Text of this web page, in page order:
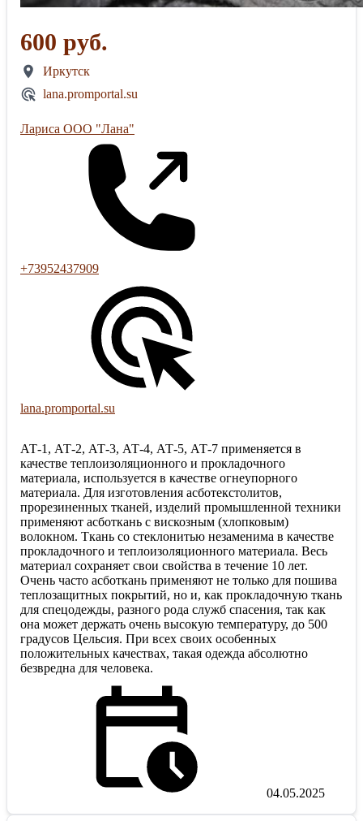
600 руб.
Иркутск
lana.promportal.su
Лариса ООО "Лана"
+73952437909
lana.promportal.su
АТ-1, АТ-2, АТ-3, АТ-4, АТ-5, АТ-7 применяется в
качестве теплоизоляционного и прокладочного
материала, используется в качестве огнеупорного
материала. Для изготовления асботекстолитов,
прорезиненных тканей, изделий промышленной техники
применяют асботкань с вискозным (хлопковым)
волокном. Ткань со стеклонитью незаменима в качестве
прокладочного и теплоизоляционного материала. Весь
материал сохраняет свои свойства в течение 10 лет.
Очень часто асботкань применяют не только для пошива
теплозащитных покрытий, но и, как прокладочную ткань
для спецодежды, разного рода служб спасения, так как
она может держать очень высокую температуру, до 500
градусов Цельсия. При всех своих особенных
положительных качествах, такая одежда абсолютно
безвредна для человека.
04.05.2025